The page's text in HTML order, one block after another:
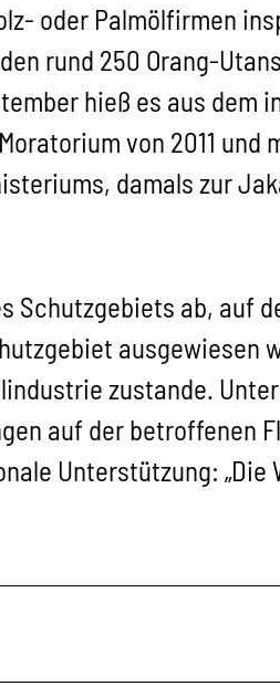
oder Palmölfirmen
rund 250 Orang-
hieß es aus dem
von 2011 und
damals zur
ab, auf
ausgewiesen
zustande.
auf der betroffenen
Unterstützung: „Die